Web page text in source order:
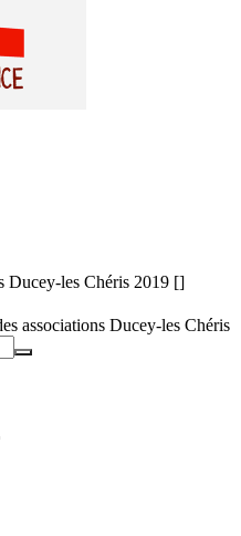
Ducey-les Chéris 2019 []
associations Ducey-les Chéris